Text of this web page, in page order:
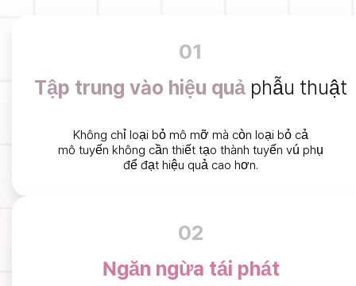
01
Tập trung vào hiệu quả phẫu thuật
Không chỉ loại bỏ mô mỡ mà còn loại bỏ cả
mô tuyến không cần thiết tạo thành tuyến vú phụ
để đạt hiệu quả cao hơn.
02
Ngăn ngừa tái phát